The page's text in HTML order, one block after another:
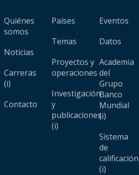
Quiénes
somos
Noticias
Carreras
(i)
Contacto
Países
Temas
Proyectos y
operaciones
Investigación
y
publicaciones
(i)
Eventos
Datos
Academia
del
Grupo
Banco
Mundial
(i)
Sistema
de
calificación
(i)